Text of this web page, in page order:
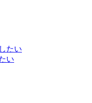
たい
い